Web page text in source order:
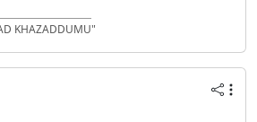
KHAZADDUMU"